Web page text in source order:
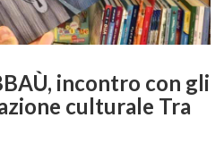
incontro con gli
culturale Tra